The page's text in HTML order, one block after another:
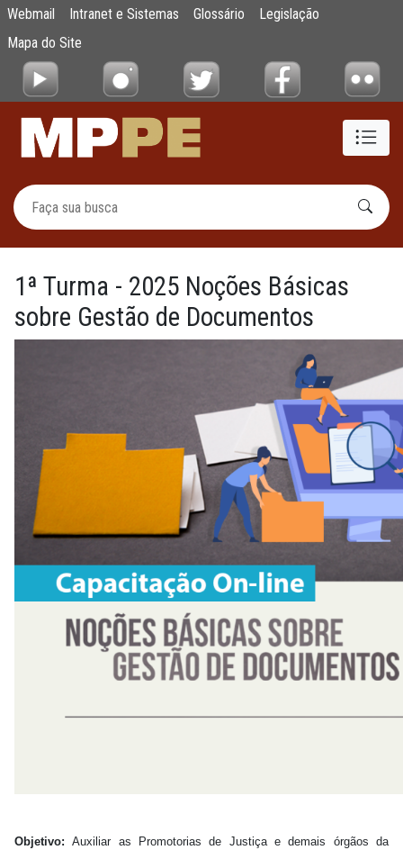
Pular para o Conteúdo principal
Curso de Noções Básicas sobre Gestão de
Webmail Intranet e Sistemas Glossário
Legislação
Mapa do Site
1ª Turma - 2025 Noções Básicas
sobre Gestão de Documentos
Objetivo:Auxiliar as Promotorias de Justiça e demais órgãos da